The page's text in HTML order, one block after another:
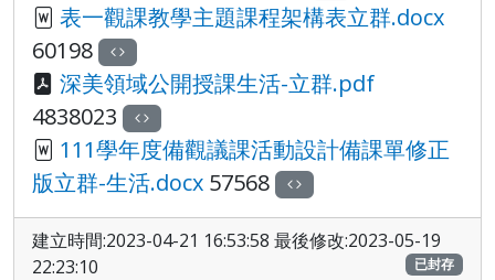
表一觀課教學主題課程架構表立群.docx
60198
深美領域公開授課生活-立群.pdf
4838023
111學年度備觀議課活動設計備課單修正
版立群-生活.docx 57568
建立時間:2023-04-21 16:53:58 最後修改:2023-05-19
22:23:10
已封存